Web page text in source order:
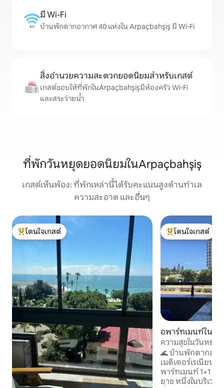
มี Wi-Fi
บ้านพักตากอากาศ 40 แห่งใน Arpaçbahşiş มี Wi-Fi
สิ่งอำนวยความสะดวกยอดนิยมสำหรับเกสต์
เกสต์ชอบให้ที่พักในArpaçbahşişมีห้องครัว Wi-Fi
และสระว่ายน้ำ
ที่พักวันหยุดยอดนิยมในArpaçbahşiş
เกสต์เห็นพ้อง: ที่พักเหล่านี้ได้รับคะแนนสูงด้านทำเล
ความสะอาด และอื่นๆ
โดนใจเกสต์ที่สุด
โดนใจเกสต์
โดนใจเกสต์ที่สุด
โดนใจเกสต์
อพาร์ทเมนท์ใน
ความสุขในวันหยุด
🌊 บ้านพักตากอา
เมดิเตอร์เรเนียน |
พาร์ทเมนท์ 1+1 ริม
ยาช หนึ่งในบริเว